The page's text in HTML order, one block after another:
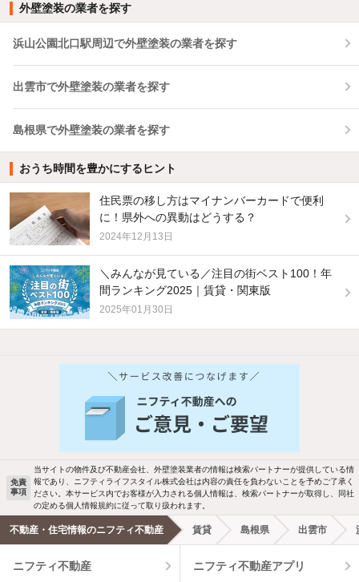
外壁塗装の業者を探す
浜山公園北口駅周辺で外壁塗装の業者を探す
出雲市で外壁塗装の業者を探す
島根県で外壁塗装の業者を探す
おうち時間を豊かにするヒント
住民票の移し方はマイナンバーカードで便利
に！県外への異動はどうする？
2024年12月13日
＼みんなが見ている／注目の街ベスト100！年
間ランキング2025｜賃貸・関東版
2025年01月30日
他の人はこんな条件で絞り込んでいます！
バス・トイレ別 2階以上
駐車場あり ペット相談
洗濯機置場あり 独立洗面台
エアコンあり 都市ガス
温水洗浄便座 オートロック
免責
事項
当サイトの物件及び不動産会社、外壁塗装業者の情報は検索パートナーが提供している情
報であり、ニフティライフスタイル株式会社は内容の責任を負わないことを予めご了承く
ださい。本サービス内でお客様が入力される個人情報は、検索パートナーが取得し、同社
の定める個人情報規約に従って取り扱われます。
不動産・住宅情報のニフティ不動産 賃貸 島根県 出雲市
ニフティ不動産 ニフティ不動産アプリ